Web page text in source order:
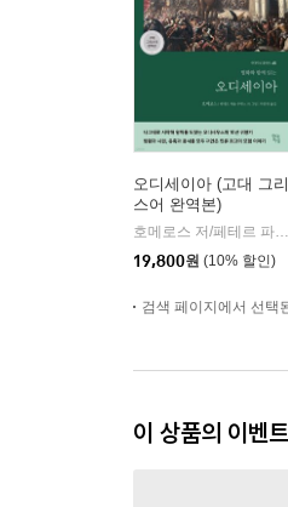
오디세이아 (고대 그리
스어 완역본)
19,800원 (10% 할인)
검색 페이지에서 선택
이 상품의 이벤트